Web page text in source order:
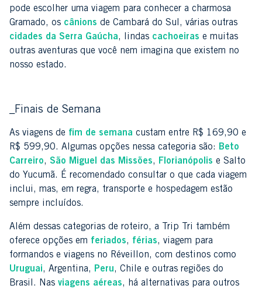
pode escolher uma viagem para conhecer a charmosa
Gramado, os cânions de Cambará do Sul, várias outras
cidades da Serra Gaúcha, lindas cachoeiras e muitas
outras aventuras que você nem imagina que existem no
nosso estado.
_Finais de Semana
As viagens de fim de semana custam entre R$ 169,90 e
R$ 599,90. Algumas opções nessa categoria são: Beto
Carreiro, São Miguel das Missões, Florianópolis e Salto
do Yucumã. É recomendado consultar o que cada viagem
inclui, mas, em regra, transporte e hospedagem estão
sempre incluídos.
Além dessas categorias de roteiro, a Trip Tri também
oferece opções em feriados, férias, viagem para
formandos e viagens no Réveillon, com destinos como
Uruguai, Argentina, Peru, Chile e outras regiões do
Brasil. Nas viagens aéreas, há alternativas para outros